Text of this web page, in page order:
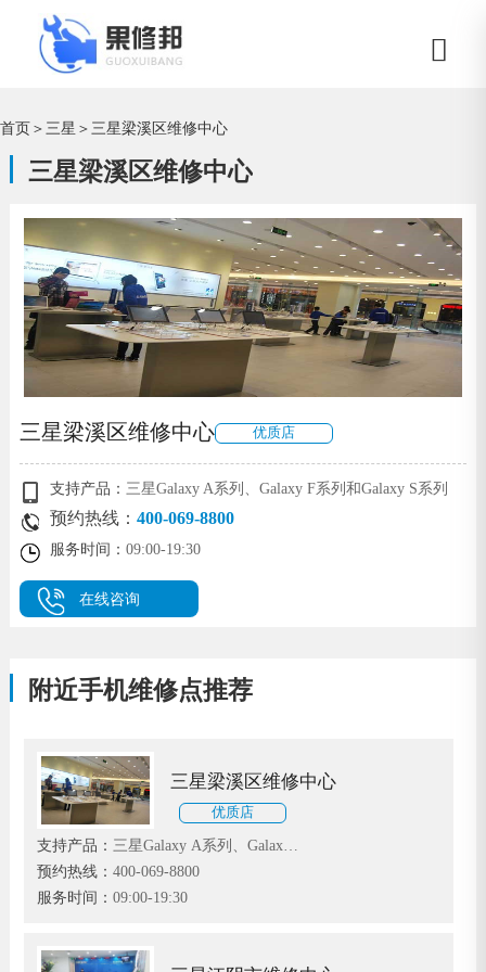
首页＞三星 ＞三星梁溪区维修中心
三星梁溪区维修中心
三星梁溪区维修中心 优质店
支持产品：三星Galaxy A系列、Galaxy F系列和Galaxy S系列
预约热线：400-069-8800
服务时间：09:00-19:30
在线咨询
附近手机维修点推荐
三星梁溪区维修中心
优质店
支持产品： 三星Galaxy A系列、Galaxy
F系列和Galaxy S系列
预约热线： 400-069-8800
服务时间： 09:00-19:30